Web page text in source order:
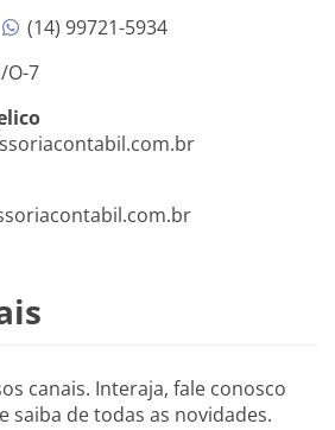
(14) 99721-5934
O-7
canais. Interaja, fale conosco
saiba de todas as novidades.